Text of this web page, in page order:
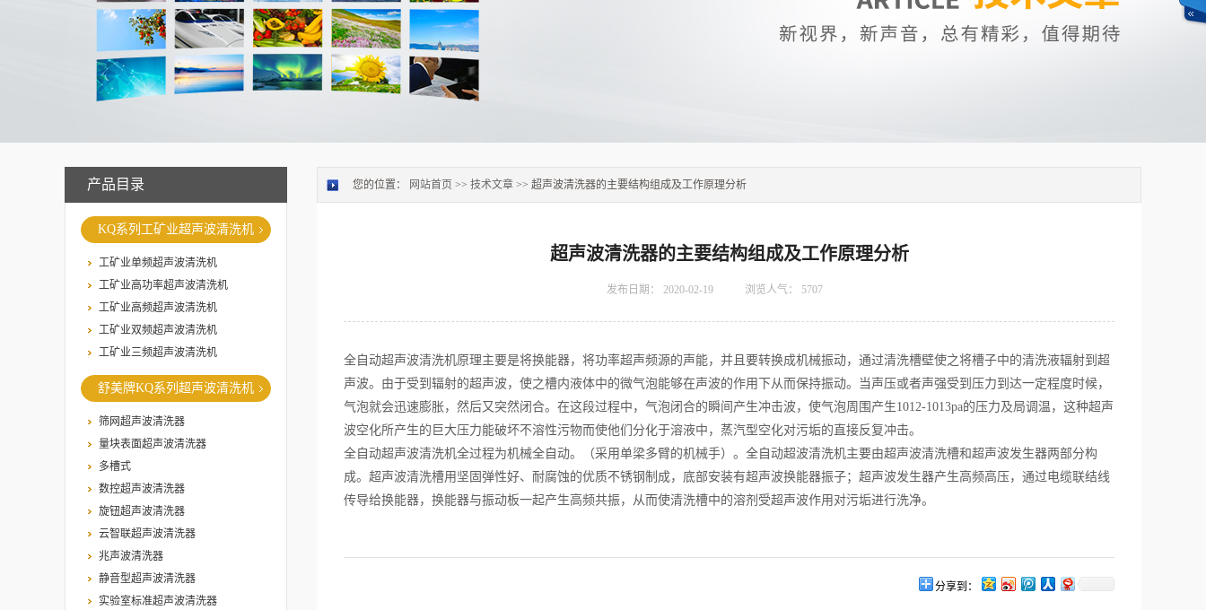
产品目录
KQ系列工矿业超声波清洗机
工矿业单频超声波清洗机
工矿业高功率超声波清洗机
工矿业高频超声波清洗机
工矿业双频超声波清洗机
工矿业三频超声波清洗机
舒美牌KQ系列超声波清洗机
筛网超声波清洗器
量块表面超声波清洗器
多槽式
数控超声波清洗器
旋钮超声波清洗器
云智联超声波清洗器
兆声波清洗器
静音型超声波清洗器
实验室标准超声波清洗器
您的位置： 网站首页 >> 技术文章 >> 超声波清洗器的主要结构组成及工作原理分析
超声波清洗器的主要结构组成及工作原理分析
发布日期： 2020-02-19 浏览人气： 5707
全自动超声波清洗机原理主要是将换能器，将功率超声频源的声能，并且要转换成机械振动，通过清洗槽壁使之将槽子中的清洗液辐射到超
声波。由于受到辐射的超声波，使之槽内液体中的微气泡能够在声波的作用下从而保持振动。当声压或者声强受到压力到达一定程度时候，
气泡就会迅速膨胀，然后又突然闭合。在这段过程中，气泡闭合的瞬间产生冲击波，使气泡周围产生1012-1013pa的压力及局调温，这种超声
波空化所产生的巨大压力能破坏不溶性污物而使他们分化于溶液中，蒸汽型空化对污垢的直接反复冲击。
全自动超声波清洗机全过程为机械全自动。（采用单梁多臂的机械手）。全自动超波清洗机主要由超声波清洗槽和超声波发生器两部分构
成。超声波清洗槽用坚固弹性好、耐腐蚀的优质不锈钢制成，底部安装有超声波换能器振子；超声波发生器产生高频高压，通过电缆联结线
传导给换能器，换能器与振动板一起产生高频共振，从而使清洗槽中的溶剂受超声波作用对污垢进行洗净。
分享到：